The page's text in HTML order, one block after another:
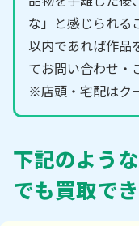
な」と感じられる
以内であれば作品
てお問い合わせ・
※店頭・宅配はク
下記のよう
でも買取で